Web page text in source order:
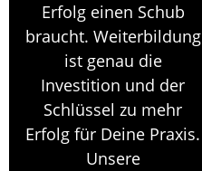
Erfolg einen Schub
braucht. Weiterbildung
ist genau die
Investition und der
Schlüssel zu mehr
Erfolg für Deine Praxis.
Unsere